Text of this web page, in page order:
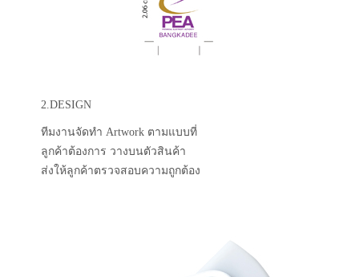
2.DESIGN
ทีมงานจัดทำ Artwork ตามแบบที่
ลูกค้าต้องการ วางบนตัวสินค้า
ส่งให้ลูกค้าตรวจสอบความถูกต้อง